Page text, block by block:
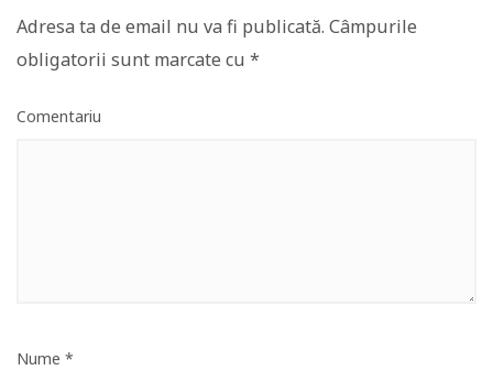
Adresa ta de email nu va fi publicată. Câmpurile
obligatorii sunt marcate cu *
Comentariu
Nume *